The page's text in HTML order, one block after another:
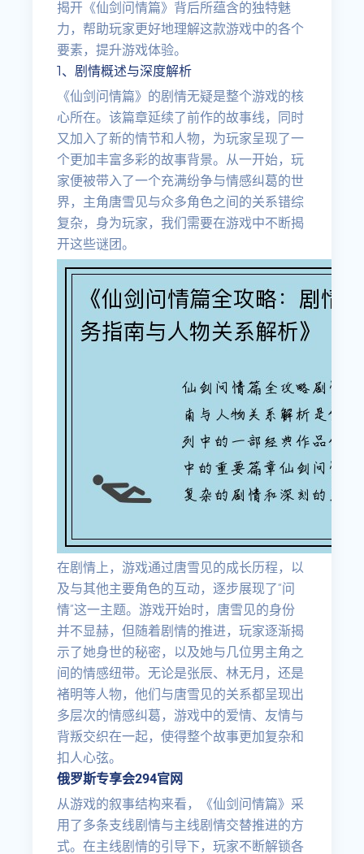
揭开《仙剑问情篇》背后所蕴含的独特魅
力，帮助玩家更好地理解这款游戏中的各个
要素，提升游戏体验。
1、剧情概述与深度解析
《仙剑问情篇》的剧情无疑是整个游戏的核
心所在。该篇章延续了前作的故事线，同时
又加入了新的情节和人物，为玩家呈现了一
个更加丰富多彩的故事背景。从一开始，玩
家便被带入了一个充满纷争与情感纠葛的世
界，主角唐雪见与众多角色之间的关系错综
复杂，身为玩家，我们需要在游戏中不断揭
开这些谜团。
在剧情上，游戏通过唐雪见的成长历程，以
及与其他主要角色的互动，逐步展现了“问
情”这一主题。游戏开始时，唐雪见的身份
并不显赫，但随着剧情的推进，玩家逐渐揭
示了她身世的秘密，以及她与几位男主角之
间的情感纽带。无论是张辰、林无月，还是
褚明等人物，他们与唐雪见的关系都呈现出
多层次的情感纠葛，游戏中的爱情、友情与
背叛交织在一起，使得整个故事更加复杂和
扣人心弦。
俄罗斯专享会294官网
从游戏的叙事结构来看，《仙剑问情篇》采
用了多条支线剧情与主线剧情交替推进的方
式。在主线剧情的引导下，玩家不断解锁各